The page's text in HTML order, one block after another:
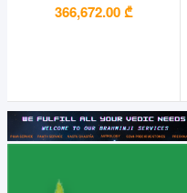
366,672.00 ₾